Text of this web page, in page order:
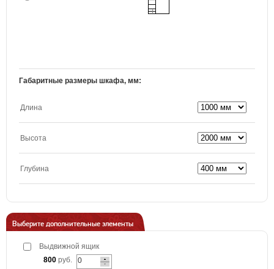
Габаритные размеры шкафа, мм:
Длина
Высота
Глубина
Выберите дополнительные элементы
Выдвижной ящик
800 руб.